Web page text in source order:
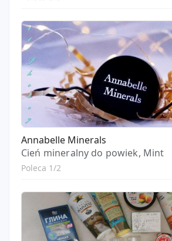
Annabelle Minerals
Cień mineralny do powiek, Mint
Poleca 1/2